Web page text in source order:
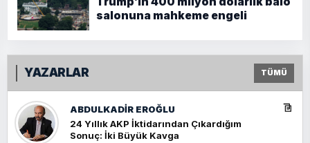
salonuna mahkeme engeli
YAZARLAR TÜMÜ
ABDULKADIR EROĞLU
24 Yıllık AKP İktidarından Çıkardığım
Sonuç: İki Büyük Kavga